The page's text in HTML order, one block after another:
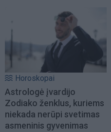
Horoskopai
Astrologė įvardijo
Zodiako ženklus, kuriems
niekada nerūpi svetimas
asmeninis gyvenimas